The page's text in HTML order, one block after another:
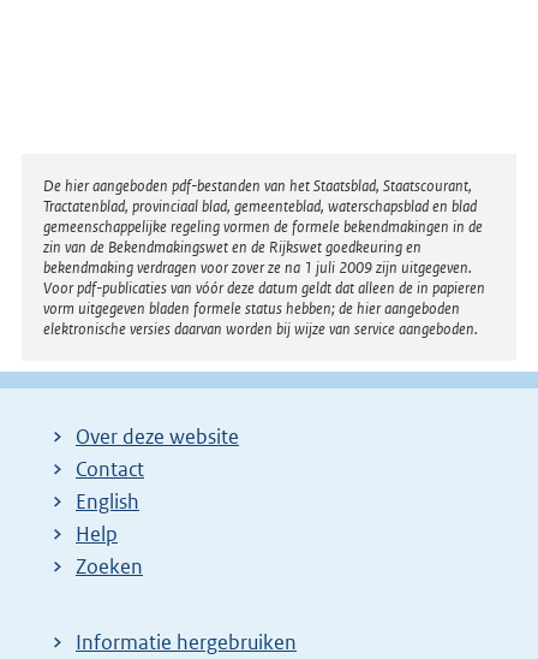
Disclaimer
De hier aangeboden pdf-bestanden van het Staatsblad, Staatscourant,
Tractatenblad, provinciaal blad, gemeenteblad, waterschapsblad en blad
gemeenschappelijke regeling vormen de formele bekendmakingen in de
zin van de Bekendmakingswet en de Rijkswet goedkeuring en
bekendmaking verdragen voor zover ze na 1 juli 2009 zijn uitgegeven.
Voor pdf-publicaties van vóór deze datum geldt dat alleen de in papieren
vorm uitgegeven bladen formele status hebben; de hier aangeboden
elektronische versies daarvan worden bij wijze van service aangeboden.
Over deze website
Contact
English
Help
Zoeken
Informatie hergebruiken